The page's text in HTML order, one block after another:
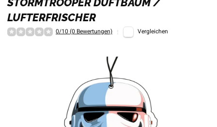
LUFTERFRISCHER
0/10 (0 Bewertungen) Vergleichen